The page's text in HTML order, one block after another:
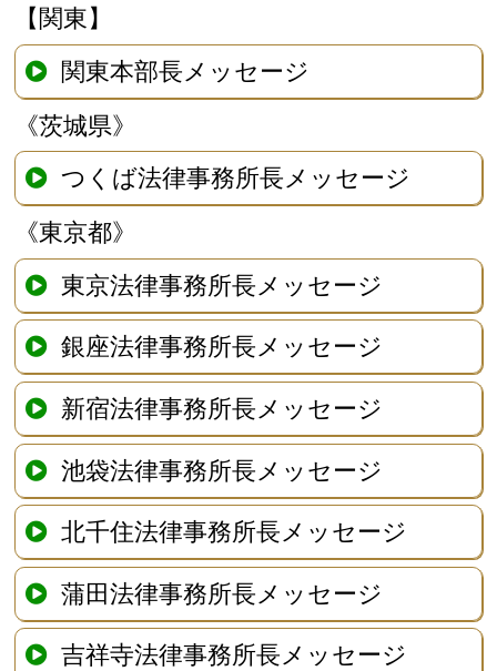
【関東】
関東本部長メッセージ
《茨城県》
つくば法律事務所長メッセージ
《東京都》
東京法律事務所長メッセージ
銀座法律事務所長メッセージ
新宿法律事務所長メッセージ
池袋法律事務所長メッセージ
北千住法律事務所長メッセージ
蒲田法律事務所長メッセージ
吉祥寺法律事務所長メッセージ